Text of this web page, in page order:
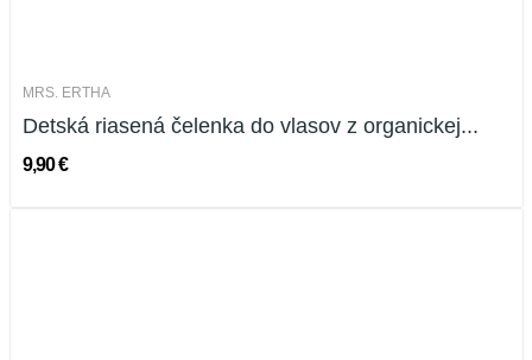
MRS. ERTHA
Detská riasená čelenka do vlasov z organickej...
9,90 €